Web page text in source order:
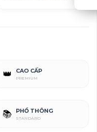
👑 CAO CẤP
PREMIUM
📚 PHỔ THÔNG
STANDARD